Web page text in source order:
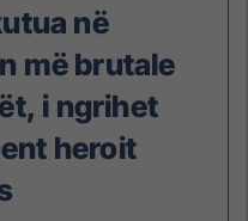
në
më brutale
i ngrihet
heroit